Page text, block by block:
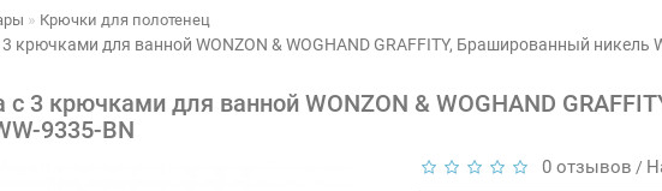
Крючки для полотенец
крючками для ванной WONZON & WOGHAND GRAFFITY, Брашированный никель
3 крючками для ванной WONZON & WOGHAND
9335-BN
0 отзывов /